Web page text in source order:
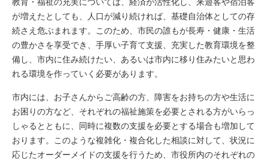
教育・福祉の充実については、経済が活性化し、来遊客や宿泊客
が増えたとしても、人口が減り続ければ、基礎自治体としての存
続さえ危ぶまれます。このため、市民の誰もが長寿・健康・生活
の豊かさを享受でき、手厚い子育て支援、充実した教育環境を整
備し、市内に住み続けたい、あるいは市内に移り住みたいと思わ
れる環境を作っていく必要があります。
市内には、お子さんからご高齢の方、障害をお持ちの方や生活に
お困りの方など、それぞれの福祉施策を必要とされる方がいらっ
しゃるとともに、同時に複数の支援を必要とする場合も増加して
おります。このような複雑化・複合化した相談に対して、状況に
応じたオーダーメイドの支援を行うため、市役所内のそれぞれの